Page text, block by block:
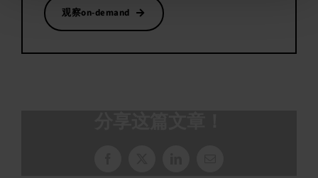
观察on-demand